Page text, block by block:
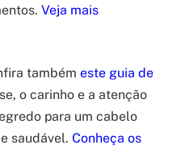
Veja mais
também este guia de
o carinho e a atenção
para um cabelo
saudável. Conheça os